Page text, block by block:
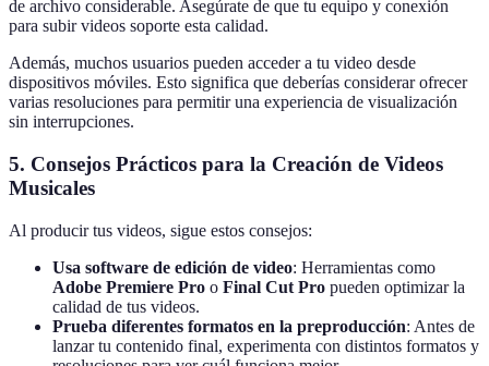
de archivo considerable. Asegúrate de que tu equipo y conexión
para subir videos soporte esta calidad.
Además, muchos usuarios pueden acceder a tu video desde
dispositivos móviles. Esto significa que deberías considerar ofrecer
varias resoluciones para permitir una experiencia de visualización
sin interrupciones.
5. Consejos Prácticos para la Creación de Videos
Musicales
Al producir tus videos, sigue estos consejos:
Usa software de edición de video: Herramientas como
Adobe Premiere Pro o Final Cut Pro pueden optimizar la
calidad de tus videos.
Prueba diferentes formatos en la preproducción: Antes de
lanzar tu contenido final, experimenta con distintos formatos y